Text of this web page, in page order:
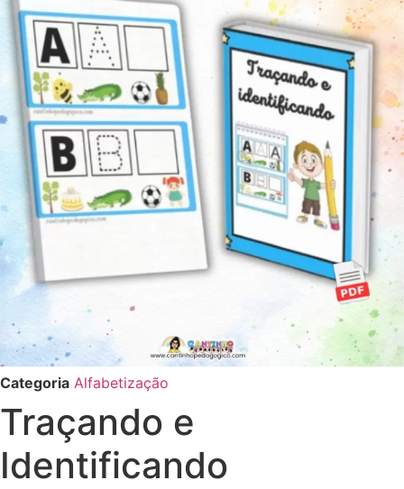
Categoria Alfabetização
Traçando e
Identificando